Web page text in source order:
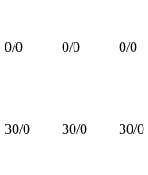
0/0 0/0 0/0
30/0 30/0 30/0